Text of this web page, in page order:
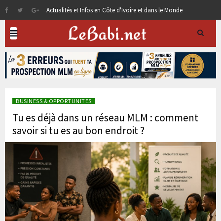
Actualités et Infos en Côte d'Ivoire et dans le Monde
BUSINESS & OPPORTUNITES
Tu es déjà dans un réseau MLM : comment
savoir si tu es au bon endroit ?